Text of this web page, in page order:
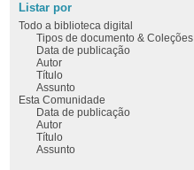
Listar por
Todo a biblioteca digital
Tipos de documento & Coleções
Data de publicação
Autor
Título
Assunto
Esta Comunidade
Data de publicação
Autor
Título
Assunto